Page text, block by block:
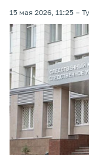
15 мая 2026, 11:25